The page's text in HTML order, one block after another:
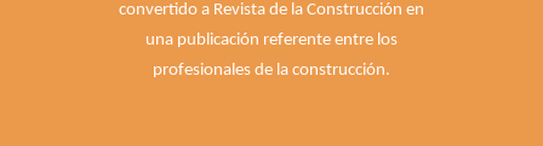
convertido a Revista de la Construcción en
una publicación referente entre los
profesionales de la construcción.